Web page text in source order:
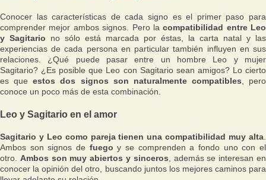
Conocer las características de cada signo es el primer paso para
comprender mejor ambos signos. Pero lacompatibilidad entre Leo
y Sagitario no sólo está marcada por éstas, la carta natal y las
experiencias de cada persona en particular también influyen en sus
relaciones. ¿Qué puede pasar entre un hombre Leo y mujer
Sagitario? ¿Es posible que Leo con Sagitario sean amigos? Lo cierto
es queestos dos signos son naturalmente compatibles , pero
conoce un poco más de esta combinación.
Leo y Sagitario en el amor
Sagitario y Leo como pareja tienen una compatibilidad muy alta
Ambos son signos de fuego y se comprenden a fondo uno con el
otro. Ambos son muy abiertos y sinceros , además se interesan en
conocer la opinión del otro, buscando juntos los mejores caminos para